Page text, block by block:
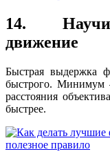
14.
движение
Быстрая выдержка
быстрого. Минимум
расстояния
быстрее.